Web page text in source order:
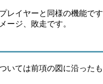
レイヤーと同様の機能で
ージ、敗走です。
いては前項の図に沿った